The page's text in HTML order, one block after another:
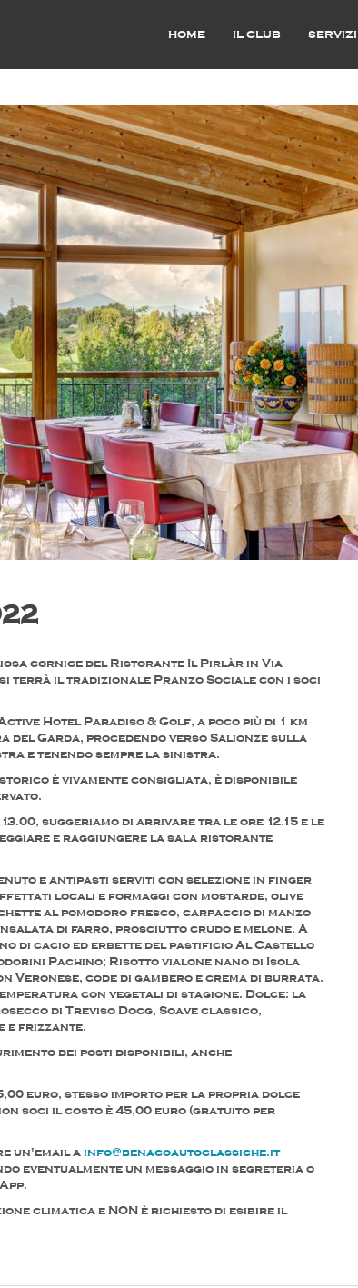
HOME IL CLUB SERVIZI
cornice del Ristorante Il Pirlàr in Via
si terrà il tradizionale Pranzo Sociale con i soci
Hotel Paradiso & Golf, a poco più di 1 km
del Garda, procedendo verso Salionze sulla
e tenendo sempre la sinistra.
è vivamente consigliata, è disponibile
suggeriamo di arrivare tra le ore 12.15 e le
e raggiungere la sala ristorante
e antipasti serviti con selezione in finger
locali e formaggi con mostarde, olive
al pomodoro fresco, carpaccio di manzo
di farro, prosciutto crudo e melone. A
di cacio ed erbette del pastificio Al Castello
Pachino; Risotto vialone nano di Isola
Veronese, code di gambero e crema di burrata.
con vegetali di stagione. Dolce: la
di Treviso Docg, Soave classico,
e frizzante.
dei posti disponibili, anche
euro, stesso importo per la propria dolce
soci il costo è 45,00 euro (gratuito per
un'email a info@benacoautoclassiche.it
eventualmente un messaggio in segreteria o
climatica e NON è richiesto di esibire il